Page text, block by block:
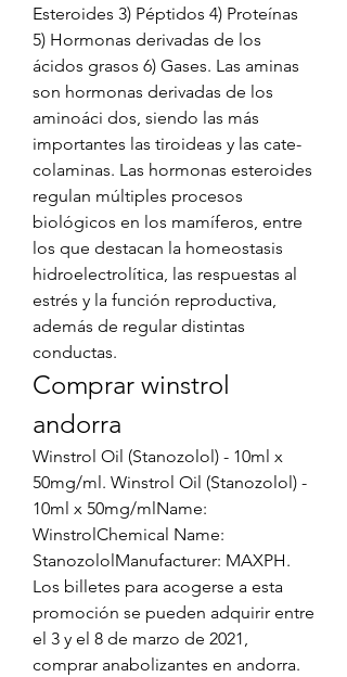
Esteroides 3) Péptidos 4) Proteínas
5) Hormonas derivadas de los
ácidos grasos 6) Gases. Las aminas
son hormonas derivadas de los
aminoáci dos, siendo las más
importantes las tiroideas y las cate-
colaminas. Las hormonas esteroides
regulan múltiples procesos
biológicos en los mamíferos, entre
los que destacan la homeostasis
hidroelectrolítica, las respuestas al
estrés y la función reproductiva,
además de regular distintas
conductas.
Comprar winstrol
andorra
Winstrol Oil (Stanozolol) - 10ml x
50mg/ml. Winstrol Oil (Stanozolol) -
10ml x 50mg/mlName:
WinstrolChemical Name:
StanozololManufacturer: MAXPH.
Los billetes para acogerse a esta
promoción se pueden adquirir entre
el 3 y el 8 de marzo de 2021,
comprar anabolizantes en andorra.